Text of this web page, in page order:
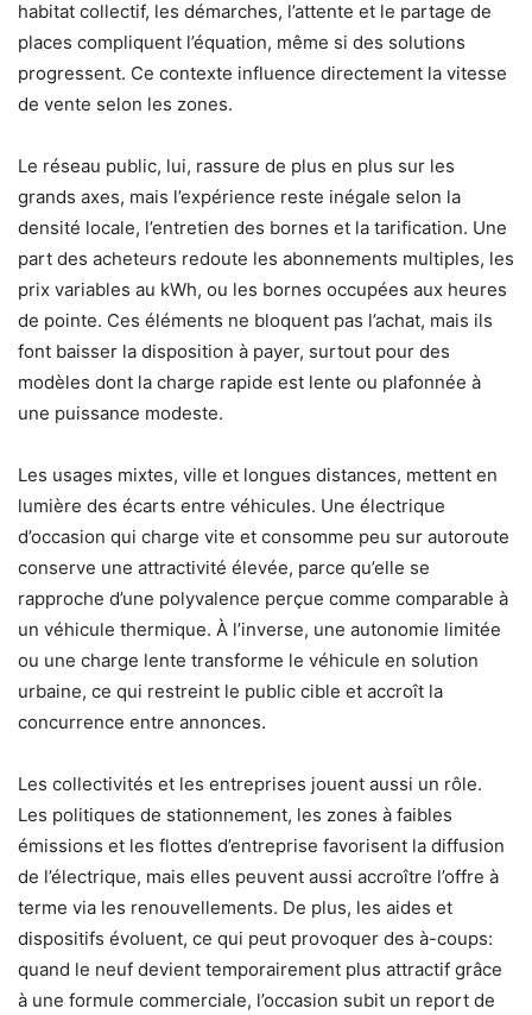
habitat collectif, les démarches, l’attente et le partage de
places compliquent l’équation, même si des solutions
progressent. Ce contexte influence directement la vitesse
de vente selon les zones.
Le réseau public, lui, rassure de plus en plus sur les
grands axes, mais l’expérience reste inégale selon la
densité locale, l’entretien des bornes et la tarification. Une
part des acheteurs redoute les abonnements multiples, les
prix variables au kWh, ou les bornes occupées aux heures
de pointe. Ces éléments ne bloquent pas l’achat, mais ils
font baisser la disposition à payer, surtout pour des
modèles dont la charge rapide est lente ou plafonnée à
une puissance modeste.
Les usages mixtes, ville et longues distances, mettent en
lumière des écarts entre véhicules. Une électrique
d’occasion qui charge vite et consomme peu sur autoroute
conserve une attractivité élevée, parce qu’elle se
rapproche d’une polyvalence perçue comme comparable à
un véhicule thermique. À l’inverse, une autonomie limitée
ou une charge lente transforme le véhicule en solution
urbaine, ce qui restreint le public cible et accroît la
concurrence entre annonces.
Les collectivités et les entreprises jouent aussi un rôle.
Les politiques de stationnement, les zones à faibles
émissions et les flottes d’entreprise favorisent la diffusion
de l’électrique, mais elles peuvent aussi accroître l’offre à
terme via les renouvellements. De plus, les aides et
dispositifs évoluent, ce qui peut provoquer des à-coups:
quand le neuf devient temporairement plus attractif grâce
à une formule commerciale, l’occasion subit un report de